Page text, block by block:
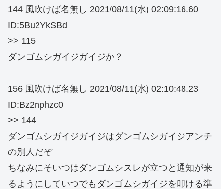
144 風吹けば名無し 2021/08/11(水) 02:09:16.60
ID:5Bu2YkSBd
>> 115
ダンゴムシガイジガイジか？
156 風吹けば名無し 2021/08/11(水) 02:10:48.23
ID:Bz2nphzc0
>> 144
ダンゴムシガイジガイジはダンゴムシガイジアンチ
の別人だぞ
ちなみにそいつはダンゴムシスレが立つと通知が来
るようにしていつでもダンゴムシガイジを叩ける準